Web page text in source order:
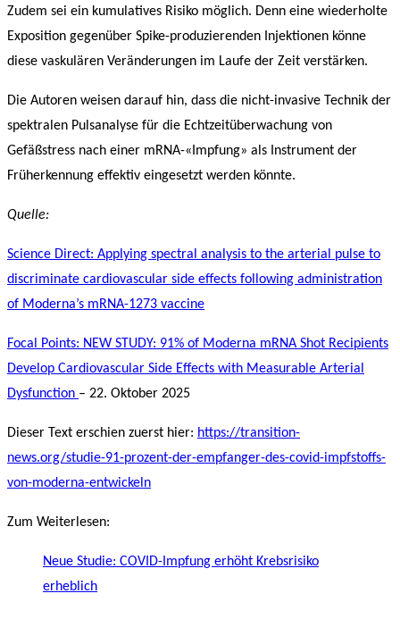
Zudem sei ein kumulatives Risiko möglich. Denn eine wiederholte
Exposition gegenüber Spike-produzierenden Injektionen könne
diese vaskulären Veränderungen im Laufe der Zeit verstärken.
Die Autoren weisen darauf hin, dass die nicht-invasive Technik der
spektralen Pulsanalyse für die Echtzeitüberwachung von
Gefäßstress nach einer mRNA-«Impfung» als Instrument der
Früherkennung effektiv eingesetzt werden könnte.
Quelle:
Science Direct: Applying spectral analysis to the arterial pulse to
discriminate cardiovascular side effects following administration
of Moderna’s mRNA-1273 vaccine
Focal Points: NEW STUDY: 91% of Moderna mRNA Shot Recipients
Develop Cardiovascular Side Effects with Measurable Arterial
Dysfunction – 22. Oktober 2025
Dieser Text erschien zuerst hier: https://transition-
news.org/studie-91-prozent-der-empfanger-des-covid-impfstoffs-
von-moderna-entwickeln
Zum Weiterlesen:
Neue Studie: COVID-Impfung erhöht Krebsrisiko
erheblich